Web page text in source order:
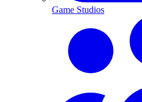
Game Studios